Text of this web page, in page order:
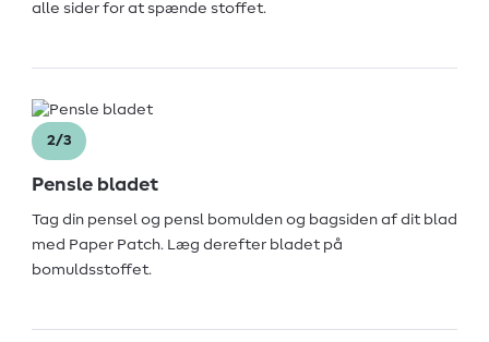
alle sider for at spænde stoffet.
2/3
Pensle bladet
Tag din pensel og pensl bomulden og bagsiden af dit blad
med Paper Patch. Læg derefter bladet på
bomuldsstoffet.